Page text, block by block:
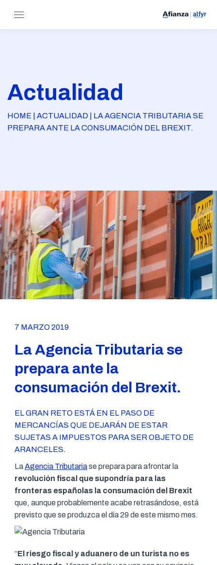
Actualidad
HOME | ACTUALIDAD | LA AGENCIA TRIBUTARIA SE
PREPARA ANTE LA CONSUMACIÓN DEL BREXIT.
7 MARZO 2019
La Agencia Tributaria se
prepara ante la
consumación del Brexit.
EL GRAN RETO ESTÁ EN EL PASO DE
MERCANCÍAS QUE DEJARÁN DE ESTAR
SUJETAS A IMPUESTOS PARA SER OBJETO DE
ARANCELES.
LaAgencia Tributariase prepara para afrontar la
revolución fiscal que supondría para las
fronteras españolas la consumación del Brexit
que, aunque probablemente acabe retrasándose, está
previsto que se produzca el día 29 de este mismo mes.
“El riesgo fiscal y aduanero de un turista no es